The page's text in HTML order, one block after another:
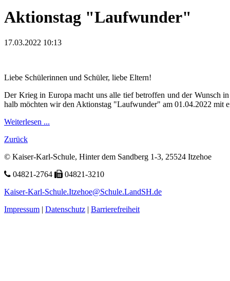
Aktionstag "Laufwunder"
17.03.2022 10:13
Liebe Schülerinnen und Schüler, liebe Eltern!
Der Krieg in Europa macht uns al­le tief betroffen und der Wunsch
halb möch­ten wir den Ak­tions­tag "Lauf­wun­der" am 01.­04.­2022 mit
Weiterlesen ...
Zurück
© Kaiser-Karl-Schule, Hinter dem Sandberg 1-3, 25524 Itzehoe
04821-2764
04821-3210
Kaiser-Karl-Schule.Itzehoe@Schule.LandSH.de
Impressum | Datenschutz | Barrierefreiheit